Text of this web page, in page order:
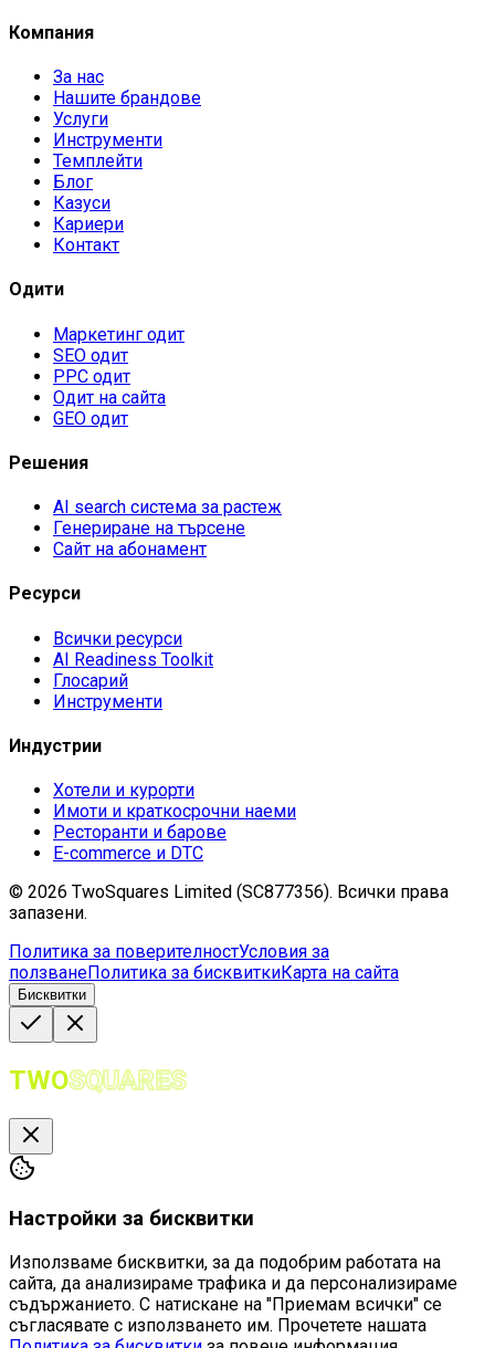
Компания
За нас
Нашите брандове
Услуги
Инструменти
Темплейти
Блог
Казуси
Кариери
Контакт
Одити
Маркетинг одит
SEO одит
PPC одит
Одит на сайта
GEO одит
Решения
AI search система за растеж
Генериране на търсене
Сайт на абонамент
Ресурси
Всички ресурси
AI Readiness Toolkit
Глосарий
Инструменти
Индустрии
Хотели и курорти
Имоти и краткосрочни наеми
Ресторанти и барове
E-commerce и DTC
© 2026 TwoSquares Limited (SC877356). Всички права
запазени.
Политика за поверителностУсловия за
ползванеПолитика за бисквиткиКарта на сайта
Бисквитки
TWOSQUARES
Настройки за бисквитки
Използваме бисквитки, за да подобрим работата на
сайта, да анализираме трафика и да персонализираме
съдържанието. С натискане на "Приемам всички" се
съгласявате с използването им. Прочетете нашата